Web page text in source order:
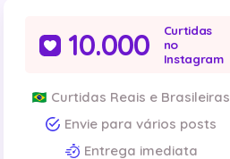
10.000
Curtidas
no
Instagram
Curtidas Reais e Brasileiras
Envie para vários posts
Entrega imediata